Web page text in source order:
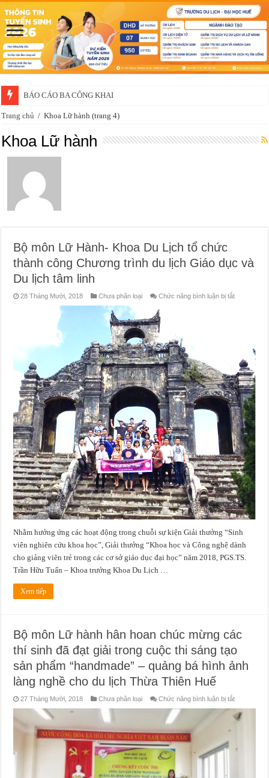
BÁO CÁO BA CÔNG KHAI
Thông báo về việc xét chọn sinh viên đề nghị nhận học bổng của doanh
Trang chủ / Khoa Lữ hành (trang 4)
Khoa Lữ hành
Bộ môn Lữ Hành- Khoa Du Lịch tổ chức
thành công Chương trình du lịch Giáo dục và
Du lịch tâm linh
28 Tháng Mười, 2018 Chưa phân loại Chức năng bình luận bị tắtở
chức
thành
công
Chương
trình
du
lịch
Giáo
dục
và
Du
lịch
tâm
linh
Nhằm hưởng ứng các hoạt động trong chuỗi sự kiện Giải thưởng “Sinh
viên nghiên cứu khoa học”, Giải thưởng “Khoa học và Công nghệ dành
cho giảng viên trẻ trong các cơ sở giáo dục đại học” năm 2018, PGS.TS.
Trần Hữu Tuấn – Khoa trưởng Khoa Du Lịch …
Xem tiếp
Bộ môn Lữ hành hân hoan chúc mừng các
thí sinh đã đạt giải trong cuộc thi sáng tạo
sản phẩm “handmade” – quảng bá hình ảnh
làng nghề cho du lịch Thừa Thiên Huế
27 Tháng Mười, 2018 Chưa phân loại Chức năng bình luận bị tắtở
môn
Lữ
chúc